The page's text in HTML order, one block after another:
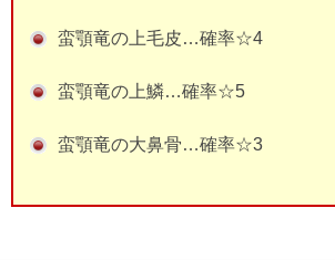
蛮顎竜の上毛皮…確率☆4
蛮顎竜の上鱗…確率☆5
蛮顎竜の大鼻骨…確率☆3